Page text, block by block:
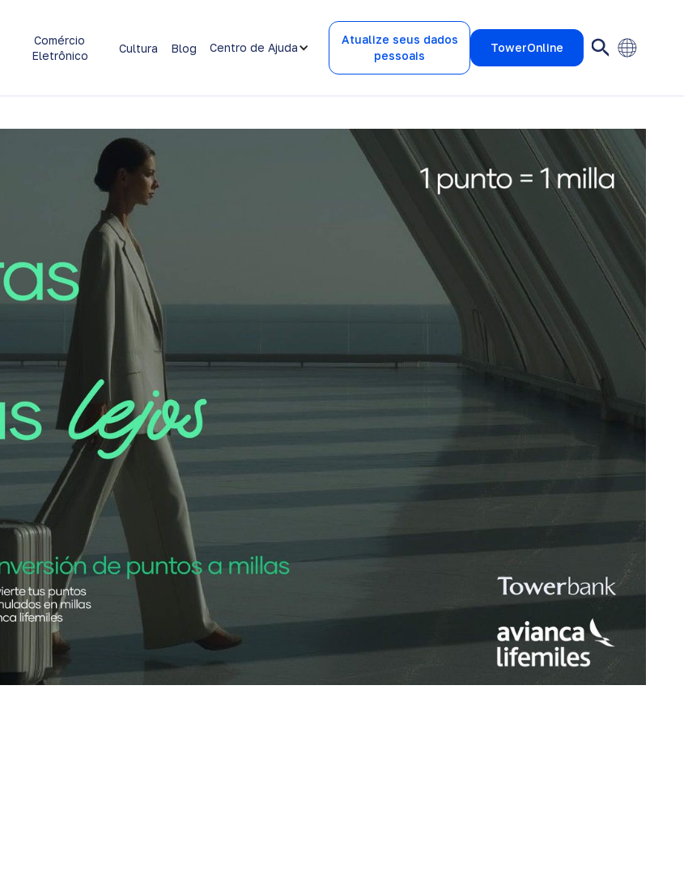
Comércio
Eletrônico
Cultura Blog Centro de Ajuda
Atualize seus dados
pessoais
TowerOnline